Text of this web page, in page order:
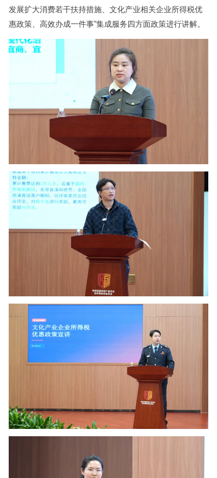
发展扩大消费若干扶持措施、文化产业相关企业所得税优
惠政策、高效办成一件事”集成服务四方面政策进行讲解。